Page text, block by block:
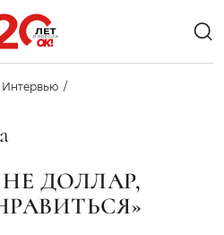
Интервью
ДОЛЛАР,